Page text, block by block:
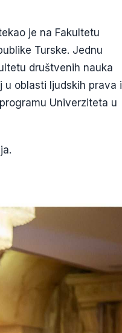
je na Fakultetu
Turske. Jednu
društvenih nauka
u oblasti ljudskih prava i
Univerziteta u